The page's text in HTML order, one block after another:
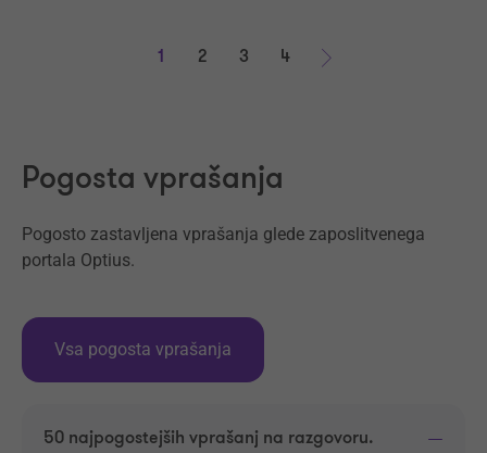
1 2 3
4
Pogosta vprašanja
Pogosto zastavljena vprašanja glede zaposlitvenega
portala Optius.
Vsa pogosta vprašanja
50 najpogostejših vprašanj na razgovoru.